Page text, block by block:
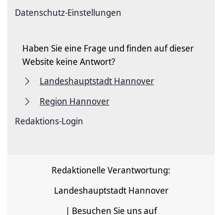
Datenschutz-Einstellungen
Haben Sie eine Frage und finden auf dieser
Website keine Antwort?
Landeshauptstadt Hannover
Region Hannover
Redaktions-Login
Redaktionelle Verantwortung:
Landeshauptstadt Hannover
| Besuchen Sie uns auf